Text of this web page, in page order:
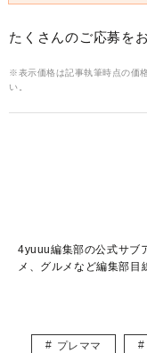
たくさんのご応募を
※表示価格は記事執筆時点の価
い。
4yuuu編集部の公式サブ
メ、グルメなど編集部目
プレママ